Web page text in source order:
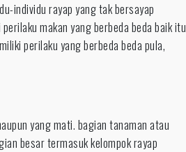
individu rayap yang tak bersayap
makan yang berbeda beda baik itu
perilaku yang berbeda beda pula,
yang mati. bagian tanaman atau
besar termasuk kelompok rayap